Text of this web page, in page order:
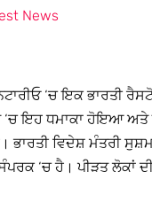
News
‘ਚ ਇਕ ਭਾਰਤੀ
‘ਚ ਇਹ ਧਮਾਕਾ ਹੋਇਆ ਅਤੇ
ਵਿਦੇਸ਼ ਮੰਤਰੀ
‘ਚ ਹੈ। ਪੀੜਤ